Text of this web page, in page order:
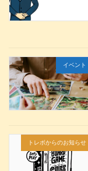
イベント
トレボからのお知らせ